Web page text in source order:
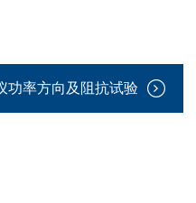
功率方向及阻抗试验